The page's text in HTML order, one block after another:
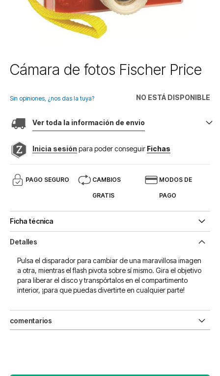
Saltar
al
de
de
imágenes
Cámara de fotos Fischer Price
NO ESTÁ DISPONIBLE
Sin opiniones, ¿nos das la tuya?
Ver toda la información de envio
Inicia sesión para poder conseguir Fichas
PAGO SEGURO CAMBIOS
GRATIS
MODOS DE
PAGO
Ficha técnica
Detalles
Pulsa el disparador para cambiar de una maravillosa imagen
a otra, mientras el flash pivota sobre sí mismo. Gira el objetivo
para liberar el disco y transpórtalos en el compartimento
interior, ¡para que puedas divertirte en cualquier parte!
comentarios